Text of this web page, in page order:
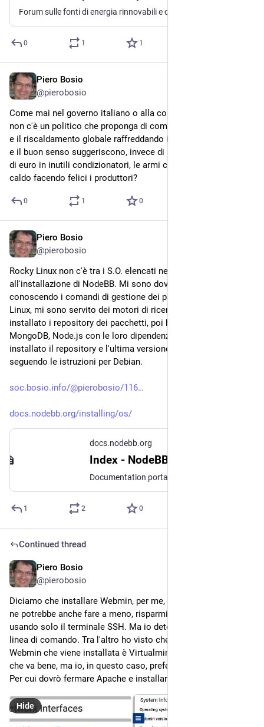
vento.
0 1 1
Piero Bosio
@pierobosio
Come mai nel governo italiano o alla commissione europea
non c'è un politico che proponga di combattere il caldo estivo
e il riscaldamento globale raffreddando il sole, come la logica
e il buon senso suggeriscono, invece di spendere 800 miliardi
di euro in inutili condizionatori, le armi che combattono il
caldo facendo felici i produttori?
0 1 0
Piero Bosio
@pierobosio
Rocky Linux non c'è tra i S.O. elencati nella guida
all'installazione di NodeBB. Mi sono dovuto arrangiare. Non
conoscendo i comandi di gestione dei pacchetti di Rocky
Linux, mi sono servito dei motori di ricerca online. Prima ho
installato i repository dei pacchetti, poi ho installato Nginx,
MongoDB, Node.js con le loro dipendenze. Alla fine ho
installato il repository e l'ultima versione di NodeBB,
seguendo le istruzioni per Debian.
soc.bosio.info/@pierobosio/116
docs.nodebb.org/installing/os/
docs.nodebb.org
1 2 0
Continued thread
Piero Bosio
@pierobosio
Diciamo che installare Webmin, per me, è una facilitazione. Se
ne potrebbe anche fare a meno, risparmiando spazio su disco,
usando solo il terminale SSH. Ma io detesto l'interfaccia a
linea di comando. Tra l'altro ho visto che la versione di
Webmin che viene installata è Virtualmin, quella con Apache
che va bene, ma io, in questo caso, preferisco usare Nginx.
Per cui dovrò fermare Apache e installare Nginx.
Hide